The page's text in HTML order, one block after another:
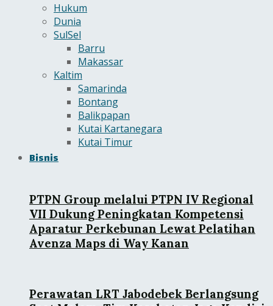
Hukum
Dunia
SulSel
Barru
Makassar
Kaltim
Samarinda
Bontang
Balikpapan
Kutai Kartanegara
Kutai Timur
Bisnis
PTPN Group melalui PTPN IV Regional
VII Dukung Peningkatan Kompetensi
Aparatur Perkebunan Lewat Pelatihan
Avenza Maps di Way Kanan
Perawatan LRT Jabodebek Berlangsung